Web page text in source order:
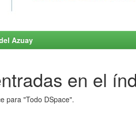
Azuay
en el
para "Todo DSpace".